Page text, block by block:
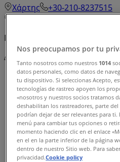
Χάρτης
+30-210-8237515
Πρόκειται να
Διαφημίσεις
Nos preocupamos por tu
Tanto nosotros como nuestros 1014
datos personales, como datos de
tu dispositivo. Si seleccionas Acepto,
tecnologías de rastreo apoyen los
«nosotros y nuestros socios tratamos
deshabilitan los rastreadores, parte
podrían dejar de ser relevantes para ti.
menú para cambiar tus opciones o
momento haciendo clic en el enlace
en el en la parte inferior de la página
dentro de nuestro Sitio web. Para
privacidad.Cookie policy